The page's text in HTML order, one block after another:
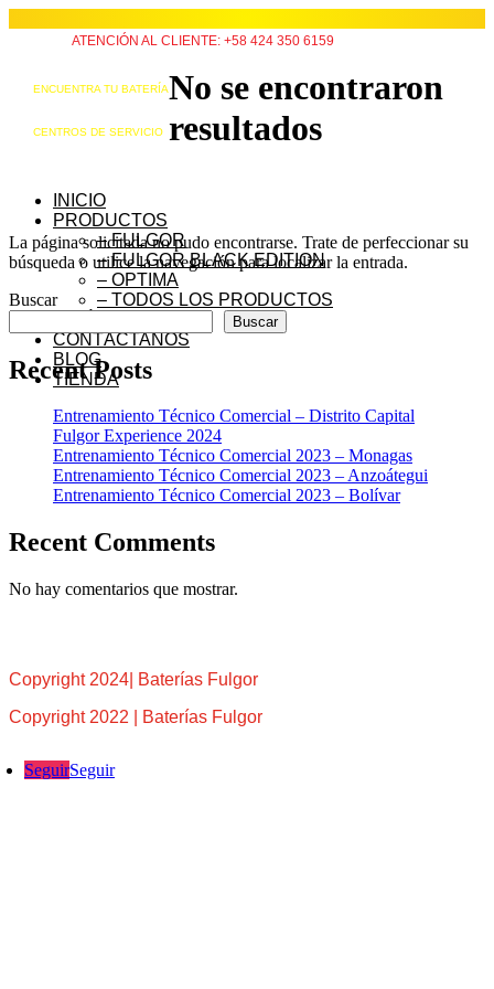
ATENCIÓN AL CLIENTE: +58 424 350 6159
ENCUENTRA TU BATERÍA
CENTROS DE SERVICIO
INICIO
PRODUCTOS
– FULGOR
– FULGOR BLACK EDITION
– OPTIMA
– TODOS LOS PRODUCTOS
CONTÁCTANOS
BLOG
TIENDA
No se encontraron
resultados
La página solicitada no pudo encontrarse. Trate de perfeccionar su
búsqueda o utilice la navegación para localizar la entrada.
Buscar
Buscar
Recent Posts
Entrenamiento Técnico Comercial – Distrito Capital
Fulgor Experience 2024
Entrenamiento Técnico Comercial 2023 – Monagas
Entrenamiento Técnico Comercial 2023 – Anzoátegui
Entrenamiento Técnico Comercial 2023 – Bolívar
Recent Comments
No hay comentarios que mostrar.
Copyright 2024| Baterías Fulgor
Copyright 2022 | Baterías Fulgor
SeguirSeguir